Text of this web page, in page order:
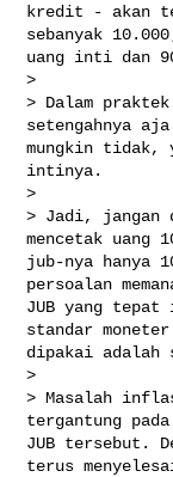
kredit - akan
sebanyak
uang inti dan
>
> Dalam
setengahnya aja
mungkin tidak,
intinya.
>
> Jadi, jangan
mencetak uang
jub-nya hanya
persoalan
JUB yang
standar
dipakai adalah
>
> Masalah
tergantung pada
JUB tersebut.
terus